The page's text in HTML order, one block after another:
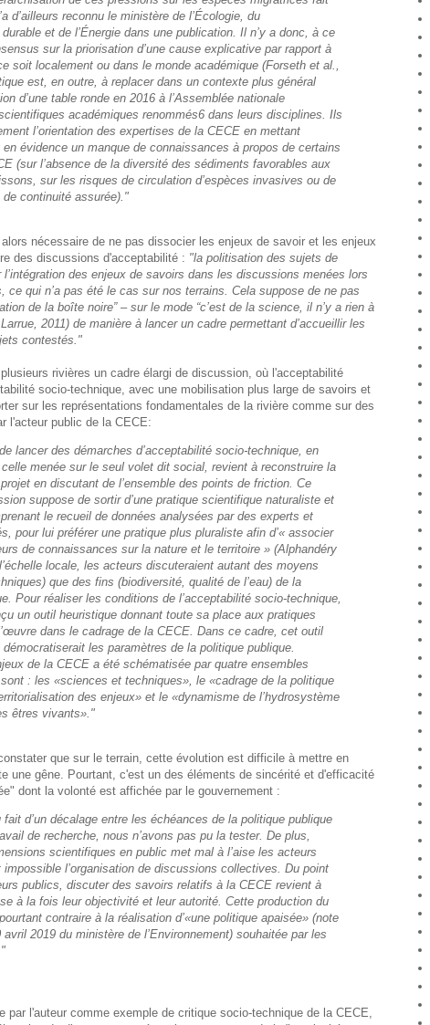
d’ailleurs reconnu le ministère de l’Écologie, du
et de l’Énergie dans une publication. Il n’y a donc, à ce
sur la priorisation d’une cause explicative par rapport à
soit localement ou dans le monde académique (Forseth et al.,
est, en outre, à replacer dans un contexte plus général
d’une table ronde en 2016 à l’Assemblée nationale
académiques renommés6 dans leurs disciplines. Ils
l’orientation des expertises de la CECE en mettant
évidence un manque de connaissances à propos de certains
(sur l’absence de la diversité des sédiments favorables aux
sur les risques de circulation d’espèces invasives ou de
continuité assurée)."
nécessaire de ne pas dissocier les enjeux de savoir et les enjeux
des discussions d'acceptabilité : "la politisation des sujets de
des enjeux de savoirs dans les discussions menées lors
ce qui n’a pas été le cas sur nos terrains. Cela suppose de ne pas
de la boîte noire” – sur le mode “c’est de la science, il n’y a rien à
2011) de manière à lancer un cadre permettant d’accueillir les
contestés."
plusieurs rivières un cadre élargi de discussion, où l'acceptabilité
socio-technique, avec une mobilisation plus large de savoirs et
sur les représentations fondamentales de la rivière comme sur des
l'acteur public de la CECE:
lancer des démarches d’acceptabilité socio-technique, en
menée sur le seul volet dit social, revient à reconstruire la
en discutant de l’ensemble des points de friction. Ce
suppose de sortir d’une pratique scientifique naturaliste et
le recueil de données analysées par des experts et
pour lui préférer une pratique plus pluraliste afin d’« associer
de connaissances sur la nature et le territoire » (Alphandéry
locale, les acteurs discuteraient autant des moyens
que des fins (biodiversité, qualité de l’eau) de la
Pour réaliser les conditions de l’acceptabilité socio-technique,
un outil heuristique donnant toute sa place aux pratiques
dans le cadrage de la CECE. Dans ce cadre, cet outil
démocratiserait les paramètres de la politique publique.
de la CECE a été schématisée par quatre ensembles
sont : les «sciences et techniques», le «cadrage de la politique
des enjeux» et le «dynamisme de l’hydrosystème
êtres vivants»."
que sur le terrain, cette évolution est difficile à mettre en
une gêne. Pourtant, c'est un des éléments de sincérité et d'efficacité
dont la volonté est affichée par le gouvernement :
fait d’un décalage entre les échéances de la politique publique
de recherche, nous n’avons pas pu la tester. De plus,
scientifiques en public met mal à l’aise les acteurs
impossible l’organisation de discussions collectives. Du point
publics, discuter des savoirs relatifs à la CECE revient à
à la fois leur objectivité et leur autorité. Cette production du
contraire à la réalisation d’«une politique apaisée» (note
2019 du ministère de l’Environnement) souhaitée par les
par l'auteur comme exemple de critique socio-technique de la CECE,